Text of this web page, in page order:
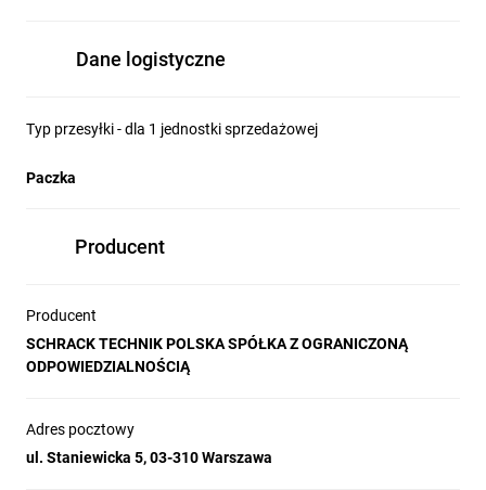
Dane logistyczne
Typ przesyłki - dla 1 jednostki sprzedażowej
Paczka
Producent
Producent
SCHRACK TECHNIK POLSKA SPÓŁKA Z OGRANICZONĄ
ODPOWIEDZIALNOŚCIĄ
Adres pocztowy
ul. Staniewicka 5, 03-310 Warszawa